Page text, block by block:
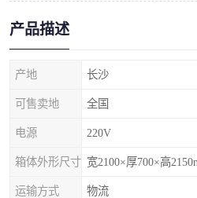
产品描述
产地 长沙
可售卖地 全国
电源 220V
箱体外形尺寸 宽2100×厚700×高
运输方式 物流